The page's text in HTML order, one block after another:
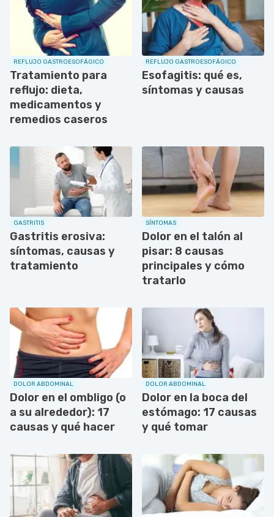
REFLUJO GASTROESOFÁGICO
Tratamiento para
reflujo: dieta,
medicamentos y
remedios caseros
REFLUJO GASTROESOFÁGICO
Esofagitis: qué es,
síntomas y causas
GASTRITIS
Gastritis erosiva:
síntomas, causas y
tratamiento
SÍNTOMAS
Dolor en el talón al
pisar: 8 causas
principales y cómo
tratarlo
DOLOR ABDOMINAL
Dolor en el ombligo (o
a su alrededor): 17
causas y qué hacer
DOLOR ABDOMINAL
Dolor en la boca del
estómago: 17 causas
y qué tomar